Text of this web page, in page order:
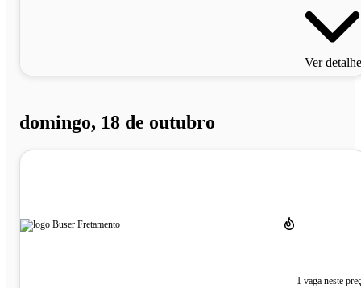
Ver
domingo, 18 de outubro
1 vaga neste